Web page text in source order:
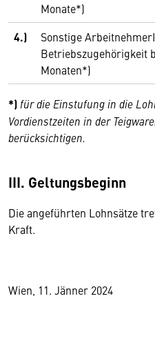
Monate*)
4.)
Sonstige
Betriebszugehörigkeit
Monaten*)
*) für die Einstufung in die
Vordienstzeiten in der
berücksichtigen.
III. Geltungsbeginn
Die angeführten Lohnsätze
Kraft.
Wien, 11. Jänner 2024